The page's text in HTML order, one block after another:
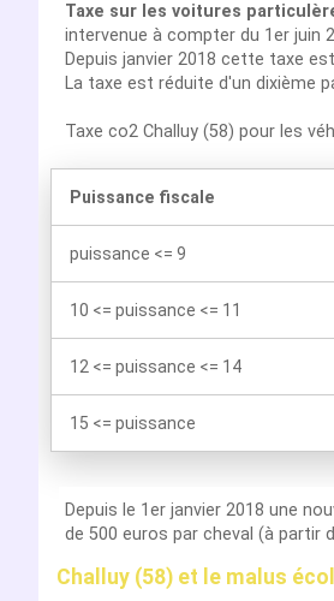
Taxe sur les voitures
intervenue à compter du 1er juin
Depuis janvier 2018 cette taxe
La taxe est réduite d'un dixième
Taxe co2 Challuy (58) pour les
Puissance fiscale
puissance <= 9
10 <= puissance <= 11
12 <= puissance <= 14
15 <= puissance
Depuis le 1er janvier 2018 une
de 500 euros par cheval (à partir
Challuy (58) et le malus